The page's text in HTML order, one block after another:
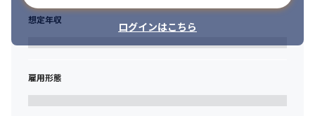
ログインはこちら
想定年収
雇用形態